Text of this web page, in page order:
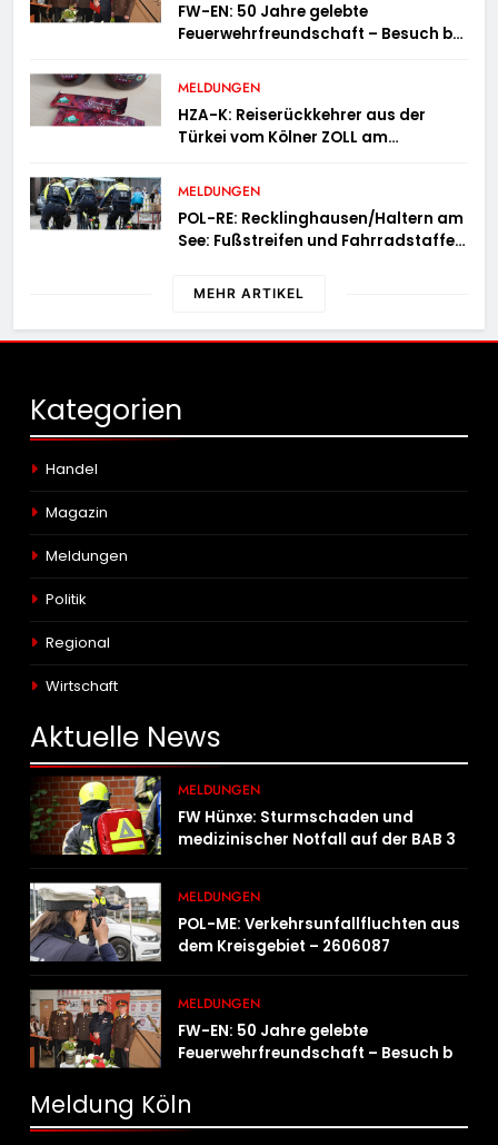
FW-EN: 50 Jahre gelebte
Feuerwehrfreundschaft – Besuch bei
Österreich
MELDUNGEN
HZA-K: Reiserückkehrer aus der
Türkei vom Kölner ZOLL am
Potenzhonig erwischt / Gefährlicher
MELDUNGEN
POL-RE: Recklinghausen/Haltern am
See: Fußstreifen und Fahrradstaffel
MEHR ARTIKEL
Kategorien
Handel
Magazin
Meldungen
Politik
Regional
Wirtschaft
Aktuelle News
MELDUNGEN
FW Hünxe: Sturmschaden und
medizinischer Notfall auf der BAB 3
MELDUNGEN
POL-ME: Verkehrsunfallfluchten aus
dem Kreisgebiet – 2606087
MELDUNGEN
FW-EN: 50 Jahre gelebte
Feuerwehrfreundschaft – Besuch bei
Österreich
Meldung Köln